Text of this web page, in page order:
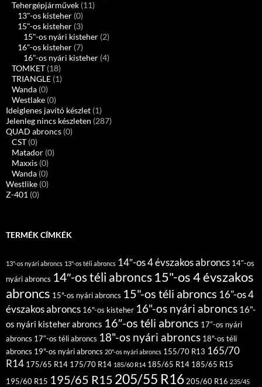
Tehergépjárművek (11)
13"-os kisteher (0)
15"-os kisteher (3)
15"-os nyári kisteher (2)
16"-os kisteher (7)
16"-os nyári kisteher (4)
TOMKET (18)
TRIANGLE (1)
Wanda (0)
Westlake (0)
Ideiglenes javító készlet (1)
Jelenleg nincs készleten (287)
QUAD abroncs (0)
CST (0)
Matador (0)
Maxxis (0)
Wanda (0)
Westlike (0)
Z-401 (0)
TERMÉK CÍMKÉK
13"-os nyári abroncs 13"-os téli abroncs 14″-os 4 évszakos abroncs 14″-os
nyári abroncs 14″-os téli abroncs15"-os 4 évszakos
abroncs 15"-os nyári abroncs 15"-os téli abroncs 16"-os 4
évszakos abroncs 16"-os kisteher 16"-os nyári abroncs 16"-
os nyári kisteher abroncs 16″-os téli abroncs 17″-os nyári
abroncs 17″-os téli abroncs 18"-os nyári abroncs 18"-os téli
abroncs 19"-os nyári abroncs 20"-os nyári abroncs 155/70 R13 165/70
R14 175/65 R14 175/70 R14 185/60 R14 185/65 R14 185/65 R15
195/60 R15 195/65 R15 205/55 R16 205/60 R16 235/45